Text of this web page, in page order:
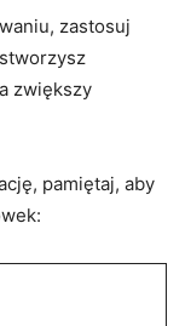
zastosuj
zwiększy
pamiętaj, aby